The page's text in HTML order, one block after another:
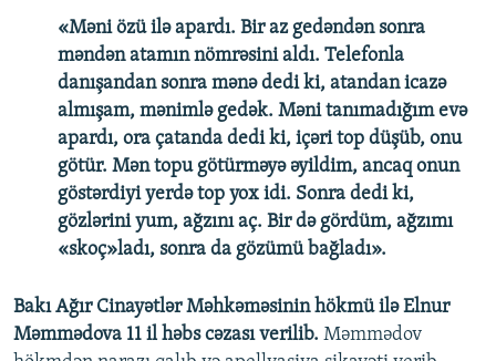
«Məni özü ilə apardı. Bir az gedəndən sonra
məndən atamın nömrəsini aldı. Telefonla
danışandan sonra mənə dedi ki, atandan icazə
almışam, mənimlə gedək. Məni tanımadığım evə
apardı, ora çatanda dedi ki, içəri top düşüb, onu
götür. Mən topu götürməyə əyildim, ancaq onun
göstərdiyi yerdə top yox idi. Sonra dedi ki,
gözlərini yum, ağzını aç. Bir də gördüm, ağzımı
«skoç»ladı, sonra da gözümü bağladı».
Bakı Ağır Cinayətlər Məhkəməsinin hökmü ilə Elnur
Məmmədova 11 il həbs cəzası verilib. Məmmədov